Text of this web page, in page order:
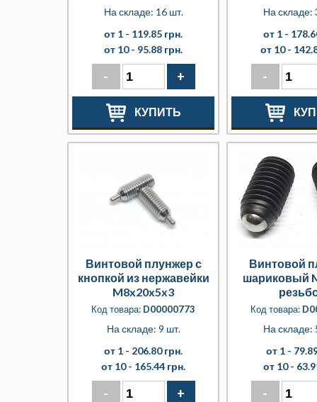
На складе: 16 шт.
от 1 - 119.85 грн.
от 10 - 95.88 грн.
- +
КУПИТЬ
На складе:
от 1 -
от 10 -
-
Винтовой плунжер с
кнопкой из нержавейки
M8x20x5x3
Код товара: D00000773
На складе: 9 шт.
от 1 - 206.80 грн.
от 10 - 165.44 грн.
- +
Винтовой
шариковый
Код товара:
На складе:
от 1 -
от 10 -
-